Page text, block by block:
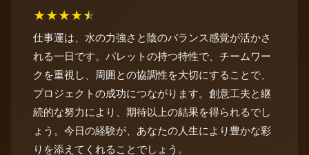
★★★★★
仕事運は、水の力強さと陰のバランス感覚が活かさ
れる一日です。パレットの持つ特性で、チームワー
クを重視し、周囲との協調性を大切にすることで、
プロジェクトの成功につながります。創意工夫と継
続的な努力により、期待以上の結果を得られるでし
ょう。今日の経験が、あなたの人生により豊かな彩
りを添えてくれることでしょう。